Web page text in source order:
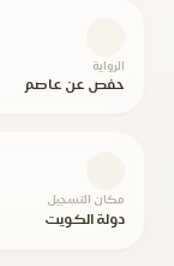
الرواية
حفص عن عاصم
مكان التسجيل
دولة الكويت